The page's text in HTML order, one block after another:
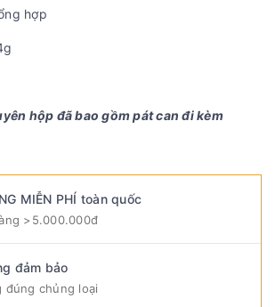
hợp
hộp đã bao gồm pát can đi kèm
MIỄN PHÍ toàn quốc
>5.000.000đ
đảm bảo
đúng chủng loại